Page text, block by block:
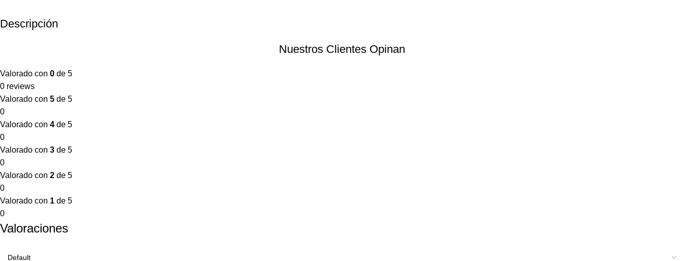
Descripción
Nuestros Clientes Opinan
Valorado con 0 de 5
0 reviews
Valorado con 5 de 5
0
Valorado con 4 de 5
0
Valorado con 3 de 5
0
Valorado con 2 de 5
0
Valorado con 1 de 5
0
Valoraciones